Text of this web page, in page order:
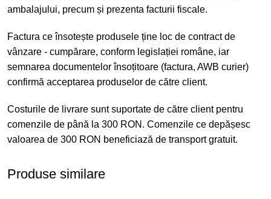
ambalajului, precum și prezenta facturii fiscale.
Factura ce însotește produsele ține loc de contract de
vânzare - cumpărare, conform legislației române, iar
semnarea documentelor însoțitoare (factura, AWB curier)
confirmă acceptarea produselor de către client.
Costurile de livrare sunt suportate de către client pentru
comenzile de până la 300 RON. Comenzile ce depășesc
valoarea de 300 RON beneficiază de transport gratuit.
Produse similare